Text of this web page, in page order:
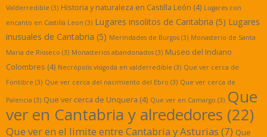
Valderredible (3) Historia y naturaleza en Castilla León (4) Lugares con
encanto en Castilla Leon (3) Lugares insolitos de Cantabria (5) Lugares
inusuales de Cantabria (5) Merindades de Burgos (3) Monasterio de Santa
Maria de Rioseco (3) Monasterios abandonados (3) Museo del Indiano
Colombres (4) Necrópolis visigoda en valderredible (3) Que ver cerca de
Fontibre (3) Que ver cerca del nacimiento del Ebro (3) Que ver cerca de
Palencia (3) Que ver cerca de Unquera (4) Que ver en Camargo (3) Que
ver en Cantabria y alrededores (22)
Que ver en el limite entre Cantabria y Asturias (7) Que